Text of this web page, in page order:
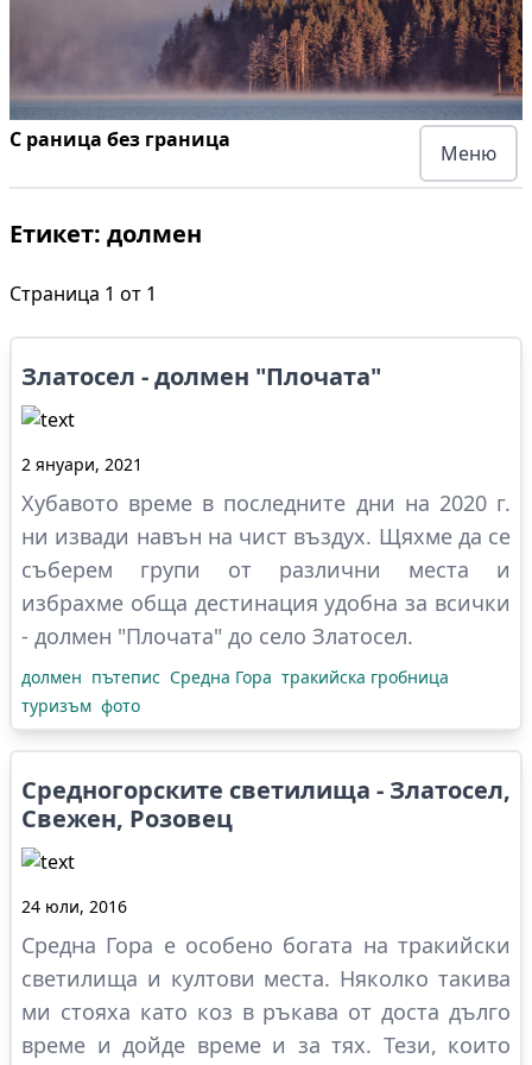
С раница без граница
Меню
Етикет: долмен
Страница 1 от 1
Златосел - долмен "Плочата"
2 януари, 2021
Хубавото време в последните дни на 2020 г.
ни извади навън на чист въздух. Щяхме да се
съберем групи от различни места и
избрахме обща дестинация удобна за всички
- долмен "Плочата" до село Златосел.
долмен пътепис Средна Гора тракийска гробница
туризъм фото
Средногорските светилища - Златосел,
Свежен, Розовец
24 юли, 2016
Средна Гора е особено богата на тракийски
светилища и култови места. Няколко такива
ми стояха като коз в ръкава от доста дълго
време и дойде време и за тях. Тези, които